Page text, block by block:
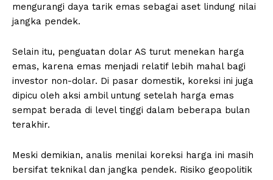
mengurangi daya tarik emas sebagai aset lindung nilai
jangka pendek.
Selain itu, penguatan dolar AS turut menekan harga
emas, karena emas menjadi relatif lebih mahal bagi
investor non-dolar. Di pasar domestik, koreksi ini juga
dipicu oleh aksi ambil untung setelah harga emas
sempat berada di level tinggi dalam beberapa bulan
terakhir.
Meski demikian, analis menilai koreksi harga ini masih
bersifat teknikal dan jangka pendek. Risiko geopolitik